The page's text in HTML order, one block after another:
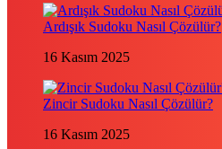
Ardışık Sudoku Nasıl Çözülür?
16 Kasım 2025
Zincir Sudoku Nasıl Çözülür?
16 Kasım 2025